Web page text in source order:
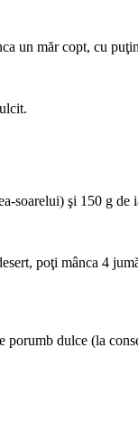
un măr copt, cu
soarelui) şi 150 g de
poţi mânca 4
dulce (la